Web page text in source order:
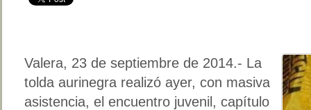
Valera, 23 de septiembre de 2014.- La
tolda aurinegra realizó ayer, con masiva
asistencia, el encuentro juvenil, capítulo